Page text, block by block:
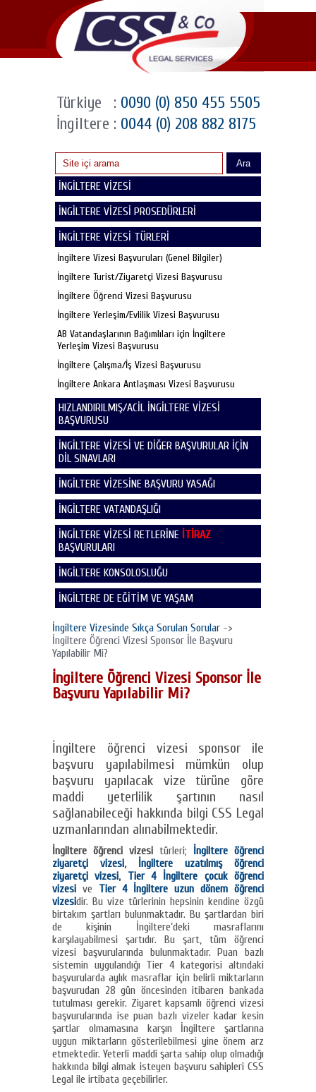
Türkiye : 0090 (0) 850 455 5505
İngiltere : 0044 (0) 208 882 8175
Ara
İNGİLTERE VİZESİ
İNGİLTERE VİZESİ PROSEDÜRLERİ
İNGİLTERE VİZESİ TÜRLERİ
İngiltere Vizesi Başvuruları (Genel Bilgiler)
İngiltere Turist/Ziyaretçi Vizesi Başvurusu
İngiltere Öğrenci Vizesi Başvurusu
İngiltere Yerleşim/Evlilik Vizesi Başvurusu
AB Vatandaşlarının Bağımlıları için İngiltere
Yerleşim Vizesi Başvurusu
İngiltere Çalışma/İş Vizesi Başvurusu
İngiltere Ankara Antlaşması Vizesi Başvurusu
HIZLANDIRILMIŞ/ACİL İNGİLTERE VİZESİ
BAŞVURUSU
İNGİLTERE VİZESİ VE DİĞER BAŞVURULAR İÇİN
DİL SINAVLARI
İNGİLTERE VİZESİNE BAŞVURU YASAĞI
İNGİLTERE VATANDAŞLIĞI
İNGİLTERE VİZESİ RETLERİNE İTİRAZ
BAŞVURULARI
İNGİLTERE KONSOLOSLUĞU
İNGİLTERE DE EĞİTİM VE YAŞAM
İngiltere Vizesinde Sıkça Sorulan Sorular ->
İngiltere Öğrenci Vizesi Sponsor İle Başvuru
Yapılabilir Mi?
İngiltere Öğrenci Vizesi Sponsor İle
Başvuru Yapılabilir Mi?
İngiltere öğrenci vizesi sponsor ile
başvuru yapılabilmesi mümkün olup
başvuru yapılacak vize türüne göre
maddi yeterlilik şartının nasıl
sağlanabileceği hakkında bilgi CSS Legal
uzmanlarından alınabilmektedir.
İngiltere öğrenci vizesi türleri; İngiltere öğrenci
ziyaretçi vizesi, İngiltere uzatılmış öğrenci
ziyaretçi vizesi, Tier 4 İngiltere çocuk öğrenci
vizesi ve Tier 4 İngiltere uzun dönem öğrenci
vizesidir. Bu vize türlerinin hepsinin kendine özgü
birtakım şartları bulunmaktadır. Bu şartlardan biri
de kişinin İngiltere’deki masraflarını
karşılayabilmesi şartıdır. Bu şart, tüm öğrenci
vizesi başvurularında bulunmaktadır. Puan bazlı
sistemin uygulandığı Tier 4 kategorisi altındaki
başvurularda aylık masraflar için belirli miktarların
başvurudan 28 gün öncesinden itibaren bankada
tutulması gerekir. Ziyaret kapsamlı öğrenci vizesi
başvurularında ise puan bazlı vizeler kadar kesin
şartlar olmamasına karşın İngiltere şartlarına
uygun miktarların gösterilebilmesi yine önem arz
etmektedir. Yeterli maddi şarta sahip olup olmadığı
hakkında bilgi almak isteyen başvuru sahipleri CSS
Legal ile irtibata geçebilirler.